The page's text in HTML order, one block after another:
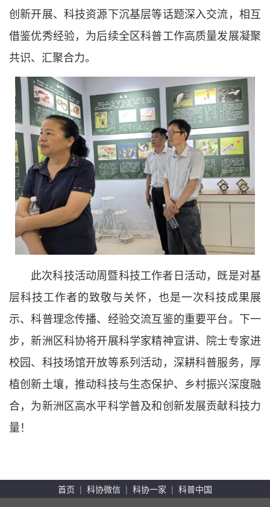
创新开展、科技资源下沉基层等话题深入交流，相互
借鉴优秀经验，为后续全区科普工作高质量发展凝聚
共识、汇聚合力。
此次科技活动周暨科技工作者日活动，既是对基
层科技工作者的致敬与关怀，也是一次科技成果展
示、科普理念传播、经验交流互鉴的重要平台。下一
步，新洲区科协将开展科学家精神宣讲、院士专家进
校园、科技场馆开放等系列活动，深耕科普服务，厚
植创新土壤，推动科技与生态保护、乡村振兴深度融
合，为新洲区高水平科学普及和创新发展贡献科技力
量！
首页 | 科协微信 | 科协一家 | 科普中国